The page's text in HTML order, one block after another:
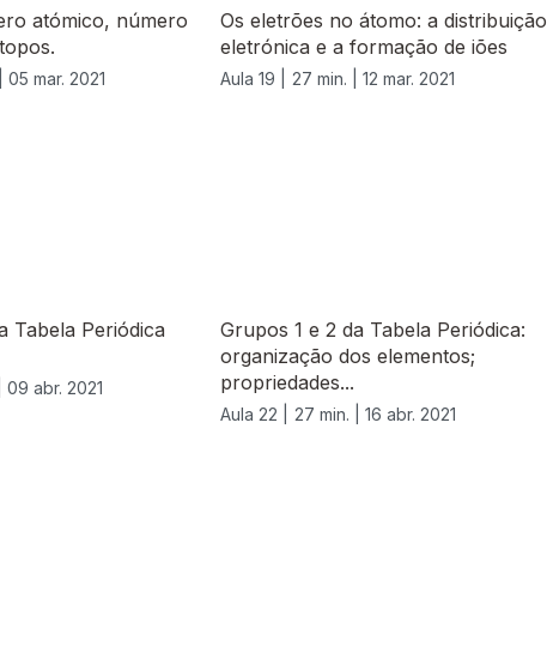
atómico, número
05 mar. 2021
Os eletrões no átomo: a distribuição
eletrónica e a formação de iões
Aula 19 | 27 min. | 12 mar. 2021
Tabela Periódica
09 abr. 2021
Grupos 1 e 2 da Tabela Periódica:
organização dos elementos;
propriedades...
Aula 22 | 27 min. | 16 abr. 2021